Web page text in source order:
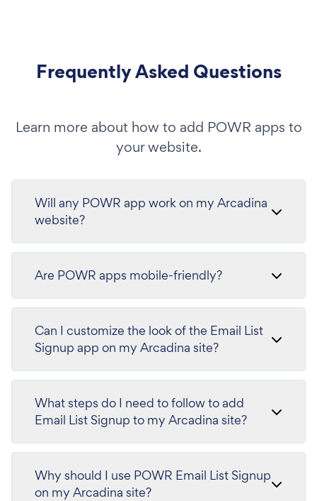
Frequently Asked Questions
Learn more about how to add POWR apps to
your website.
Will any POWR app work on my Arcadina
website?
Are POWR apps mobile-friendly?
Can I customize the look of the Email List
Signup app on my Arcadina site?
What steps do I need to follow to add
Email List Signup to my Arcadina site?
Why should I use POWR Email List Signup
on my Arcadina site?